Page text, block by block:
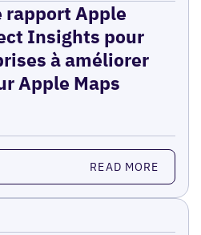
rapport Apple
Insights pour
à améliorer
Apple Maps
READ MORE